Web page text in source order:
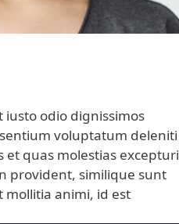
iusto odio dignissimos
voluptatum deleniti
quas molestias excepturi
provident, similique sunt
mollitia animi, id est